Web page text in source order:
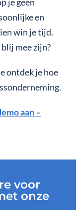
en
win je tijd.
mee zijn?
ontdek je hoe
aan –
voor
onze